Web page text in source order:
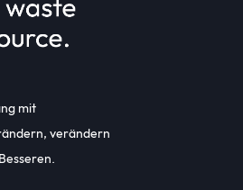
mit
verändern